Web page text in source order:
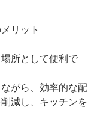
リット
所として便利で
がら、効率的な配
減し、キッチンを